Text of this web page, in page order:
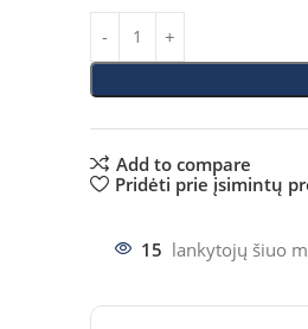
Add to compare
Pridėti prie įsimintų
15 lankytojų šiuo